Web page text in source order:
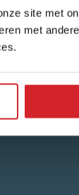
site met
met